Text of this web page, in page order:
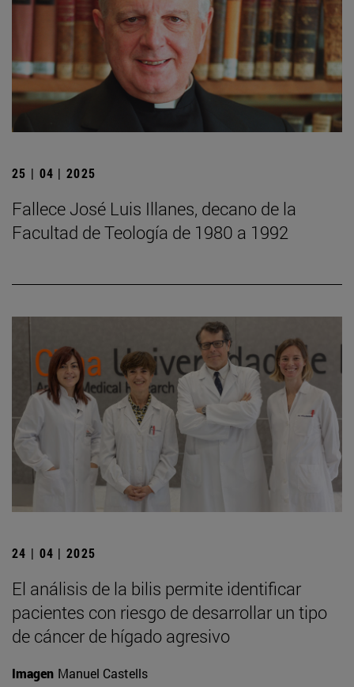
25 | 04 | 2025
Fallece José Luis Illanes, decano de la
Facultad de Teología de 1980 a 1992
24 | 04 | 2025
El análisis de la bilis permite identificar
pacientes con riesgo de desarrollar un tipo
de cáncer de hígado agresivo
Imagen Manuel Castells